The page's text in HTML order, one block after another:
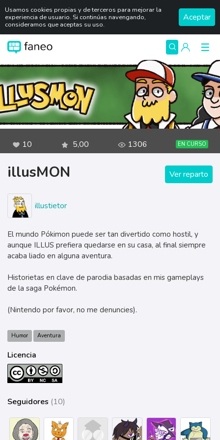
Usamos cookies propias y de terceros para mejorar la
experiencia de usuario. Si continúas navengando,
consideramos que aceptas su uso.
Aceptar
10 5,00 1306 EN CURSO
illusMON Ver reparto
illustietor
El mundo Pókimon puede ser tan divertido como hostil, y
aunque ILLUS prefiera quedarse en su casa, al final siempre
acaba liado en alguna aventura.
Historietas en clave de parodia basadas en mis gameplays
de la saga Pokémon.
(Nintendo por favor, no me denuncies).
Humor Aventura
Licencia
Seguidores (10)